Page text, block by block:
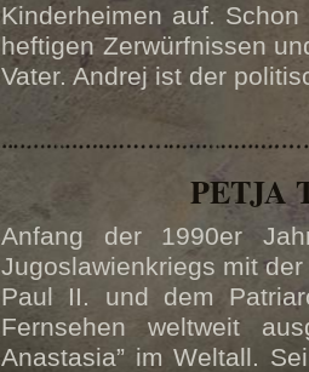
Kinderheimen auf.
heftigen Zerwürfnissen
Vater. Andrej ist der
PETJA
Anfang der 1990er
Jugoslawienkriegs mit
Paul II. und dem
Fernsehen weltweit
Anastasia” im Weltall.